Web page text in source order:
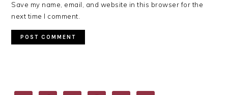
Save my name, email, and website in this browser for the
next time I comment.